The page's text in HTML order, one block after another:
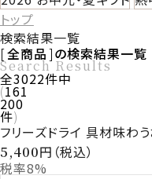
トップ
検索結果一覧
全商品 の検索結果一覧
Search Results
全3022件中
161
200
件
フリーズドライ 具材味わ
5,400円（税込）
税率8%